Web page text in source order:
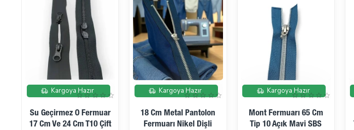
İndirimde
Kargoya Hazır
Su Geçirmez O Fermuar
17 Cm Ve 24 Cm T10 Çift
İndirimde
Kargoya Hazır
18 Cm Metal Pantolon
Fermuarı Nikel Dişli
İndirimde
Kargoya Hazır
Mont Fermuarı 65 Cm
Tip 10 Açık Mavi SBS